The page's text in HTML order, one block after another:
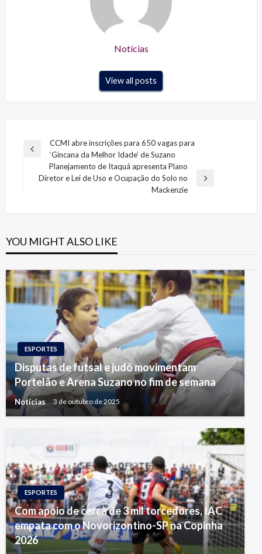
Notícias
View all posts
Navegação
Post
Previous
CCMI abre inscrições para 650 vagas para
‘Gincana da Melhor Idade’ de Suzano
Next
Planejamento de Itaquá apresenta Plano
Diretor e Lei de Uso e Ocupação do Solo no
Mackenzie
YOU MIGHT ALSO LIKE
ESPORTES
Disputas de futsal e judô movimentam
Portelão e Arena Suzano no fim de semana
Notícias 3 de outubro de 2025
ESPORTES
Com apoio de cerca de 3 mil torcedores, IAC
empata com o Novorizontino-SP na Copinha
2026